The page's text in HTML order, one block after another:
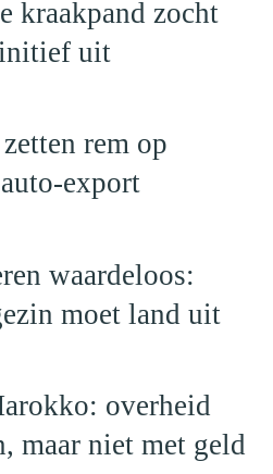
kraakpand zocht
uit
rem op
export
waardeloos:
moet land uit
overheid
maar niet met geld